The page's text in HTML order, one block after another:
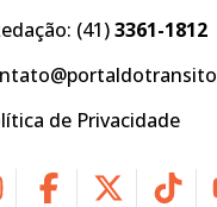
(41)3361-1812
de Privacidade